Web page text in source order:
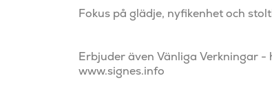
Fokus på glädje, nyfikenhet och
Erbjuder även Vänliga Verkningar
www.signes.info